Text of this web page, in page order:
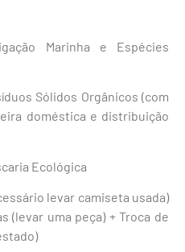
Marinha e Espécies
Sólidos Orgânicos (com
doméstica e distribuição
Ecológica
levar camiseta usada)
(levar uma peça) + Troca de